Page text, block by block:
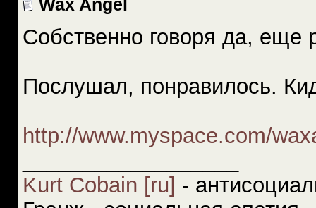
Wax Angel
Собственно говоря да, еще
Послушал, понравилось.
http://www.myspace.com/
Kurt Cobain [ru] -